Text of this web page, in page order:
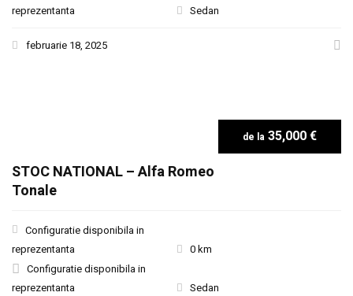
reprezentanta
Sedan
februarie 18, 2025
35,000 €
STOC NATIONAL – Alfa Romeo
Tonale
Configuratie disponibila in
reprezentanta
0 km
Configuratie disponibila in
reprezentanta
Sedan